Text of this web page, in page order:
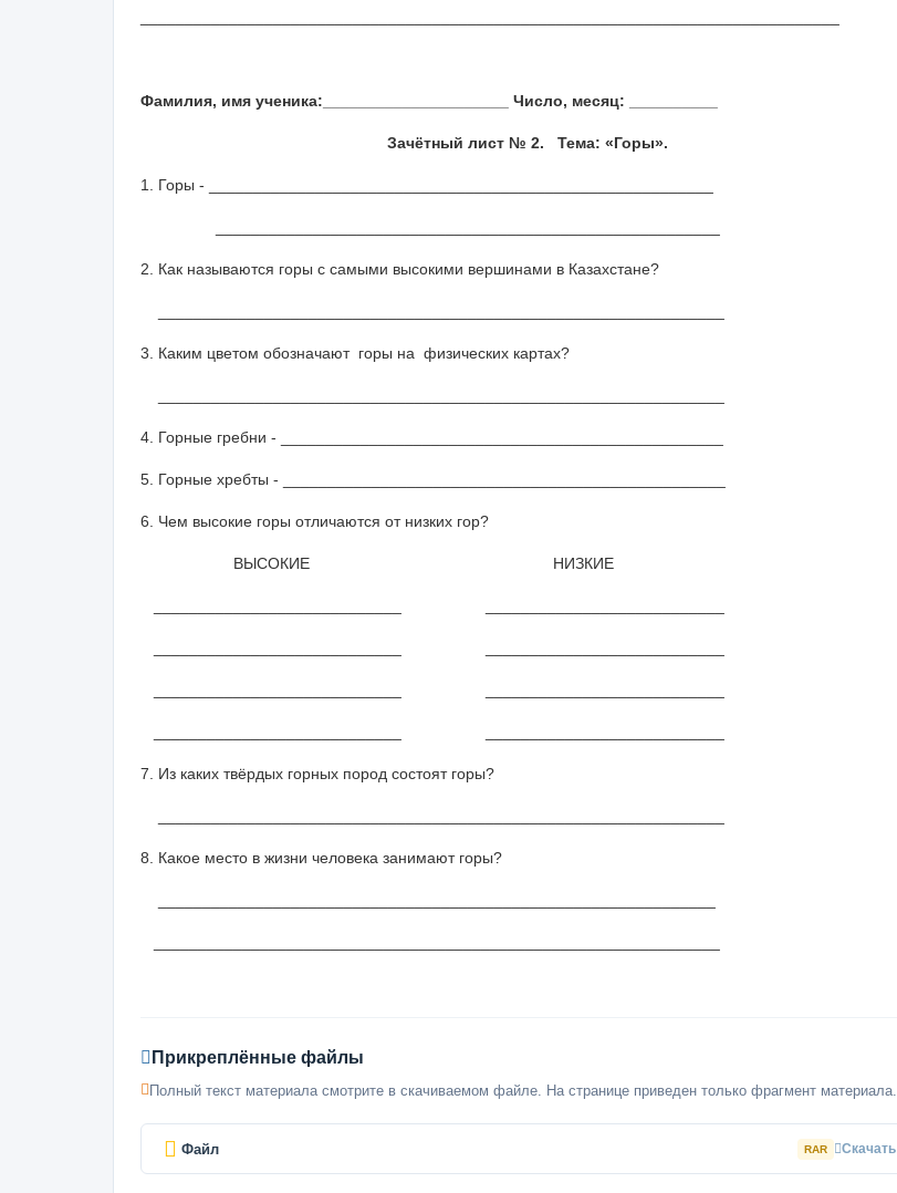
Фамилия, имя ученика:_____________________ Число, месяц: __________
Зачётный лист № 2. Тема: «Горы».
1. Горы - _________________________________________________________
2. Как называются горы с самыми высокими вершинами в Казахстане?
3. Каким цветом обозначают горы на физических картах?
4. Горные гребни - __________________________________________________
5. Горные хребты - __________________________________________________
6. Чем высокие горы отличаются от низких гор?
ВЫСОКИЕ НИЗКИЕ
7. Из каких твёрдых горных пород состоят горы?
8. Какое место в жизни человека занимают горы?
Прикреплённые файлы
Полный текст материала смотрите в скачиваемом файле. На странице приведен только фрагмент материала.
Файл RAR Скачать